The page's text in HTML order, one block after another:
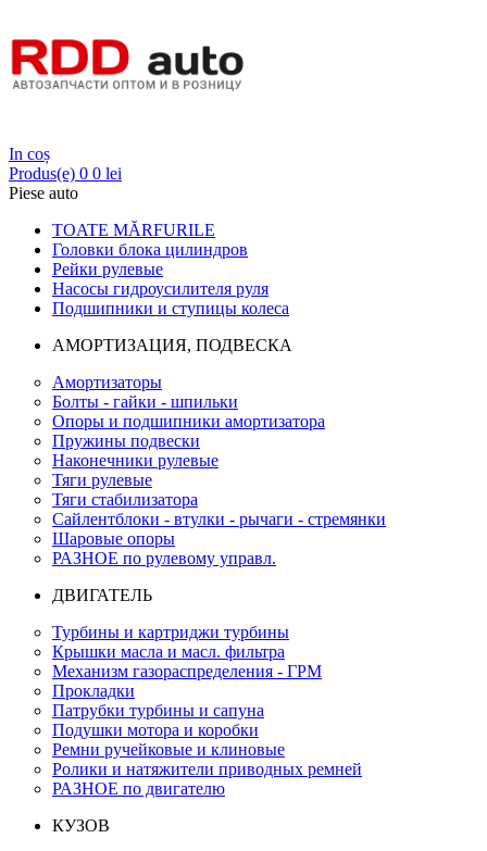
In coș
Produs(e) 0 0 lei
Piese auto
TOATE MĂRFURILE
Головки блока цилиндров
Рейки рулевые
Насосы гидроусилителя руля
Подшипники и ступицы колеса
АМОРТИЗАЦИЯ, ПОДВЕСКА
Амортизаторы
Болты - гайки - шпильки
Опоры и подшипники амортизатора
Пружины подвески
Наконечники рулевые
Тяги рулевые
Тяги стабилизатора
Сайлентблоки - втулки - рычаги - стремянки
Шаровые опоры
РАЗНОЕ по рулевому управл.
ДВИГАТЕЛЬ
Турбины и картриджи турбины
Крышки масла и масл. фильтра
Механизм газораспределения - ГРМ
Прокладки
Патрубки турбины и сапуна
Подушки мотора и коробки
Ремни ручейковые и клиновые
Ролики и натяжители приводных ремней
РАЗНОЕ по двигателю
КУЗОВ